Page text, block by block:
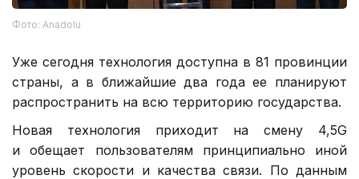
Фото: Anadolu
Уже сегодня технология доступна в 81 провинции
страны, а в ближайшие два года ее планируют
распространить на всю территорию государства.
Новая технология приходит на смену 4,5G
и обещает пользователям принципиально иной
уровень скорости и качества связи. По данным